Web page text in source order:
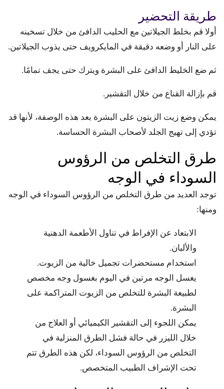
طريقة التحضير
أولا قم بخلط الجيلاتين مع الحليب الدافئ من خلال تسخينه
على النار أو وضعه دقيقة في المايكرويف حتى يذوب الجيلاتين.
ثم ضع الخليط الدافئ على البشرة ويترك حتى يجف تمامًا.
قم بإزالة القناع من خلال التقشير.
يمكن وضع زيت الزيتون على البشرة بعد هذه الوصفة، لأنها قد
تؤدي إلى تهيج الجلد لأصحاب البشرة الحساسة.
طرق التخلص من الرؤوس
السوداء في الوجه
توجد العديد من طرق التخلص من الرؤوس السوداء في الوجه
ومنها:
الابتعاد عن الإفراط في تناول الأطعمة الدهنية
والألبان.
استخدام مستحضرات تجميل خالية من الزيوت.
يغسل الوجه مرتين في اليوم بغسول وجه مخصص
لطبيعة البشرة للتخلص من الزيوت المتراكمة على
البشرة.
يمكن اللجوء إلى التقشير الكيميائي أو العلاج من
خلال الليزر في حالة فشل الطرق المنزلية في
التخلص من الرؤوس السوداء، لكن هذه الطرق تتم
تحت الإشراف الطبيب المتخصص.